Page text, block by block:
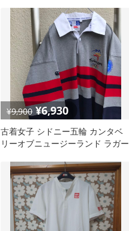
¥9,900 ¥6,930
古着女子 シドニー五輪 カンタベ
リーオブニュージーランド ラガー